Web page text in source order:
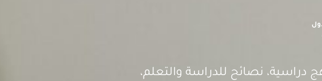
دراسية، نصائح للدراسة والتعلم،